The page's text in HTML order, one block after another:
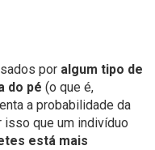
por algum tipo de
do pé (o que é,
a probabilidade da
que um indivíduo
está mais